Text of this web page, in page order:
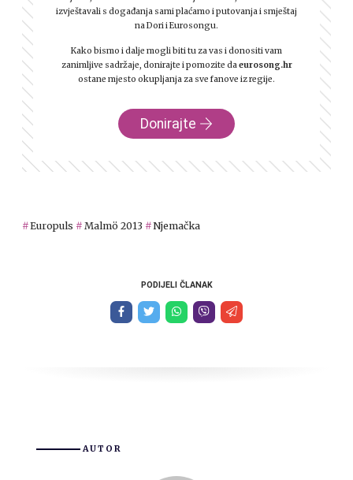
izvještavali s događanja sami plaćamo i putovanja i smještaj
na Dori i Eurosongu.
Kako bismo i dalje mogli biti tu za vas i donositi vam
zanimljive sadržaje, donirajte i pomozite daeurosong.hr
ostane mjesto okupljanja za sve fanove iz regije.
Donirajte
Europuls Malmö 2013 Njemačka
PODIJELI ČLANAK
AUTOR